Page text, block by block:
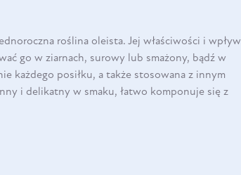
roślina oleista. Jej właściwości i wpływ
go w ziarnach, surowy lub smażony, bądź w
każdego posiłku, a także stosowana z innym
i delikatny w smaku, łatwo komponuje się z